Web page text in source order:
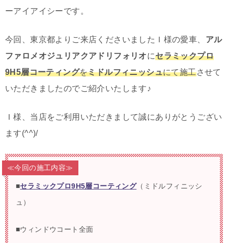
ーアイアイシーです。
今回、東京都よりご来店くださいましたＩ様の愛車、 アル
ファロメオジュリアクアドリフォリオにセラミックプロ
9H5層コーティングをミドルフィニッシュにて施工させて
いただきましたのでご紹介いたします♪
Ｉ様、当店をご利用いただきまして誠にありがとうござい
ます(^^)/
≪今回の施工内容≫
■セラミックプロ9H5層コーティング（ミドルフィニッシ
ュ）
■ウィンドウコート全面